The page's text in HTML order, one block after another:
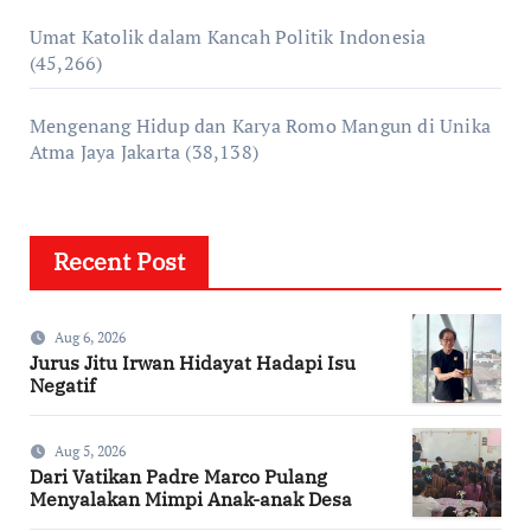
Umat Katolik dalam Kancah Politik Indonesia
(45,266)
Mengenang Hidup dan Karya Romo Mangun di Unika
Atma Jaya Jakarta (38,138)
Recent Post
Aug 6, 2026
Jurus Jitu Irwan Hidayat Hadapi Isu
Negatif
Aug 5, 2026
Dari Vatikan Padre Marco Pulang
Menyalakan Mimpi Anak-anak Desa